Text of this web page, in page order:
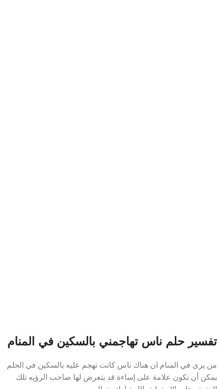
تفسير حلم ناس تهاجمني بالسكين في المنام
من يرى في المنام ان هناك ناس كانت تهجم عليه بالسكين في الحلم
يمكن أن تكون علامة على إساءة قد يتعرض لها صاحب الرؤيه تلك